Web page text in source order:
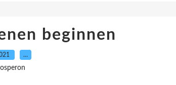
beginnen
…